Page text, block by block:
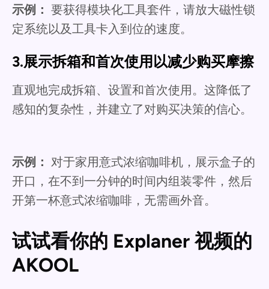
示例： 要获得模块化工具套件，请放大磁性锁
定系统以及工具卡入到位的速度。
3.展示拆箱和首次使用以减少购买摩擦
直观地完成拆箱、设置和首次使用。这降低了
感知的复杂性，并建立了对购买决策的信心。
示例： 对于家用意式浓缩咖啡机，展示盒子的
开口，在不到一分钟的时间内组装零件，然后
开第一杯意式浓缩咖啡，无需画外音。
试试看你的 Explaner 视频的
AKOOL